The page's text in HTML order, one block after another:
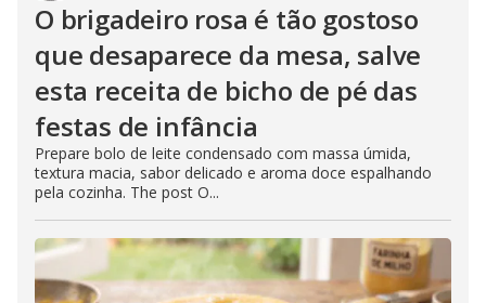
O brigadeiro rosa é tão gostoso
que desaparece da mesa, salve
esta receita de bicho de pé das
festas de infância
Prepare bolo de leite condensado com massa úmida,
textura macia, sabor delicado e aroma doce espalhando
pela cozinha. The post O...